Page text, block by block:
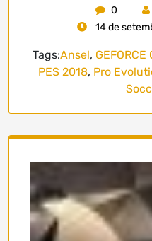
0
14 de
Tags:Ansel, GEFORCE
PES 2018, Pro